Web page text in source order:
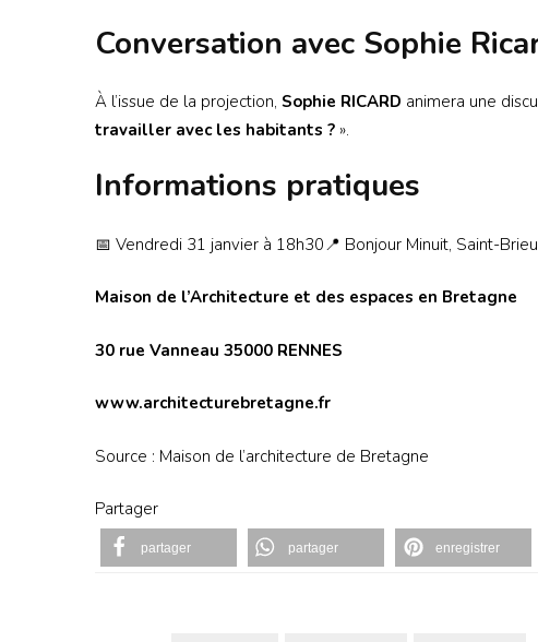
Conversation avec Sophie
À l’issue de la projection, Sophie RICARD animera une
travailler avec les habitants ? ».
Informations pratiques
📅 Vendredi 31 janvier à 18h30📍 Bonjour Minuit, Saint-
Maison de l’Architecture et des espaces en Bretagne
30 rue Vanneau 35000 RENNES
www.architecturebretagne.fr
Source : Maison de l’architecture de Bretagne
Partager
partager partager enregistrer